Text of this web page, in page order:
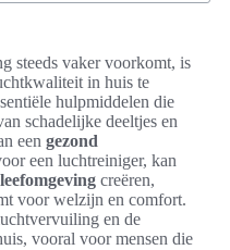
steeds vaker voorkomt, is
in huis te
hulpmiddelen die
schadelijke deeltjes en
een gezond
een luchtreiniger, kan
creëren,
voor welzijn en comfort.
en de
vooral voor mensen die